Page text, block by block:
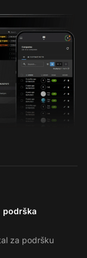
podrška
za podršku